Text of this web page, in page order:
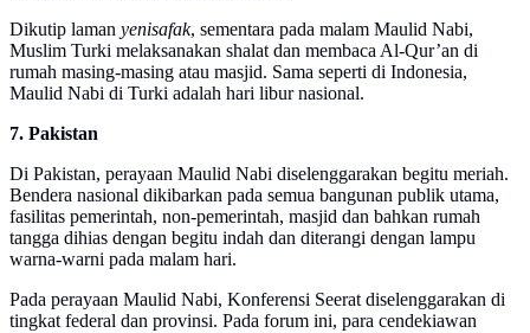
Dikutip laman yenisafak, sementara pada malam Maulid Nabi,
Muslim Turki melaksanakan shalat dan membaca Al-Qur’an di
rumah masing-masing atau masjid. Sama seperti di Indonesia,
Maulid Nabi di Turki adalah hari libur nasional.
7. Pakistan
Di Pakistan, perayaan Maulid Nabi diselenggarakan begitu meriah.
Bendera nasional dikibarkan pada semua bangunan publik utama,
fasilitas pemerintah, non-pemerintah, masjid dan bahkan rumah
tangga dihias dengan begitu indah dan diterangi dengan lampu
warna-warni pada malam hari.
Pada perayaan Maulid Nabi, Konferensi Seerat diselenggarakan di
tingkat federal dan provinsi. Pada forum ini, para cendekiawan